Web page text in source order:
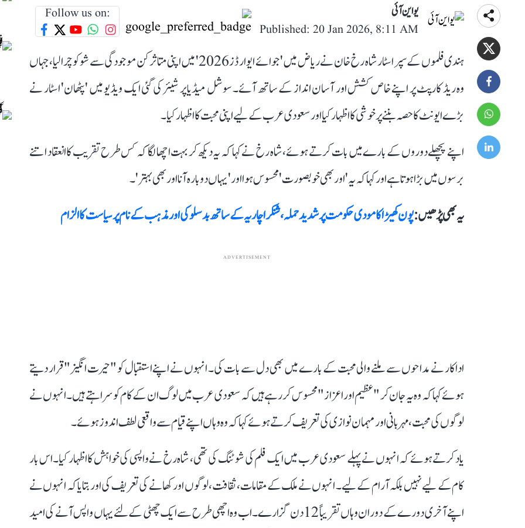
یو این آئی
Published: 20 Jan 2026, 8:11 AM
Follow us on:
ہندی فلموں کے سپر اسٹار شاہ رخ خان نے ریاض میں 'جوائے ایوارڈز 2026' میں اپنی متاثر کن موجودگی سے شو کو چرالیا، جہاں
وہ ریڈ کارپٹ پر اپنے خاص کشش اور آسان انداز کے ساتھ آئے۔ سوشل میڈیا پر شیئر کی گئی ایک ویڈیو میں 'پٹھان' اسٹار نے
بڑے ایونٹ کا حصہ بننے پر خوشی کا اظہار کیا اور سعودی عرب کے لیے اپنی محبت کا اظہار کیا۔
اپنے پچھلے دوروں کے بارے میں بات کرتے ہوئے، شاہ رخ نے کہا کہ یہ دیکھ کر بہت اچھا لگا کہ کس طرح تقریب کا انعقاد اتنے
برسوں میں بڑا ہوتا ہے اور کہا کہ یہ 'اور بھی خوبصورت' محسوس ہوا اور 'یہاں دوبارہ آنا اور بھی بہتر'۔
یہ بھی پڑھیں :پون کھیڑا کا مودی حکومت پر شدید حملہ، شنکراچاریہ کے ساتھ بدسلوکی اور مذہب کے نام پر سیاست کا الزام
ADVERTISEMENT
اداکار نے مداحوں سے ملنے والی محبت کے بارے میں بھی دل سے بات کی۔ انہوں نے اپنے استقبال کو "حیرت انگیز" قرار دیتے
ہوئے کہا کہ وہ یہ جان کر "عظیم اور اعزاز" محسوس کر رہے ہیں کہ سعودی عرب میں لوگ ان کے کام کو سراہتے ہیں۔ انہوں نے
لوگوں کی محبت، مہربانی اور مہمان نوازی کی تعریف کرتے ہوئے کہا کہ وہ وہاں اپنے قیام سے واقعی لطف اندوز ہوئے۔
یاد کرتے ہوئے کہ انہوں نے پہلے سعودی عرب میں ایک فلم کی شوٹنگ کی تھی، شاہ رخ نے واپسی کی خواہش کا اظہار کیا۔ اس بار
کام کے لیے نہیں بلکہ آرام کے لیے۔ انہوں نے ملک کے مقامات، ثقافت، لوگوں اور کھانے کی تعریف کی اور بتایا کہ انہوں نے
اپنے آخری دورے کے دوران وہاں تقریباً 12 دن گزارے۔ اب وہ اچھی طرح سےایک چھٹی کے لئے یہاں واپس آنے کی امید